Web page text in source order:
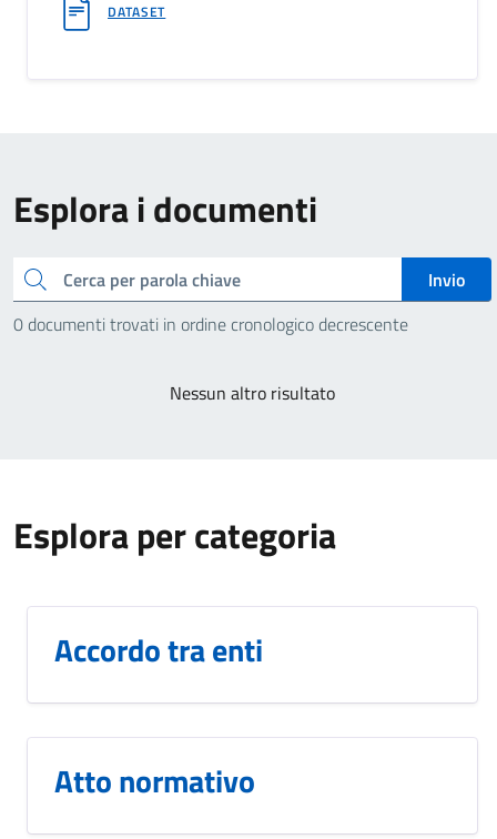
DATASET
Esplora i documenti
Cerca
Invio
0 documenti trovati in ordine cronologico decrescente
Nessun altro risultato
Esplora per categoria
Accordo tra enti
Atto normativo